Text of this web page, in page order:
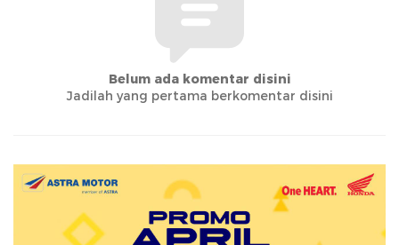
Belum ada komentar disini
Jadilah yang pertama berkomentar disini